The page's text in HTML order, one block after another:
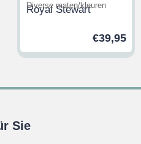
Royal Stewart
Diverse maten/kleuren
€39,95
Sie